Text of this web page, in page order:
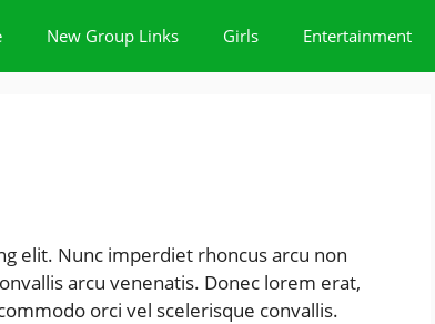
New Group Links Girls Entertainment
elit. Nunc imperdiet rhoncus arcu non
arcu venenatis. Donec lorem erat,
orci vel scelerisque convallis.